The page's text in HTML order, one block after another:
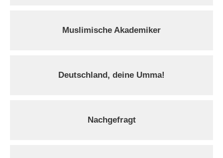
Muslimische Akademiker
Deutschland, deine Umma!
Nachgefragt